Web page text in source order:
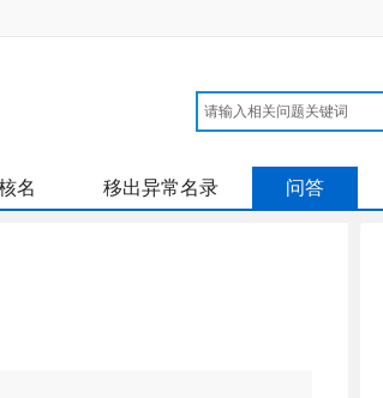
名 移出异常名录 问答